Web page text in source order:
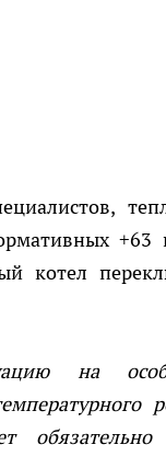
+63
котел
на